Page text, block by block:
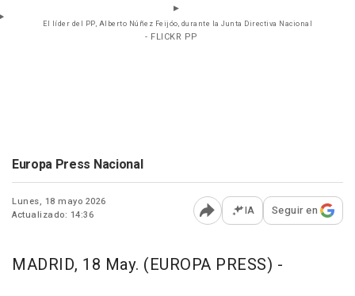
El líder del PP, Alberto Núñez Feijóo, durante la Junta Directiva Nacional
- FLICKR PP
Europa Press Nacional
Lunes, 18 mayo 2026
Actualizado: 14:36
Abrir opciones para
IA Seguir en
MADRID, 18 May. (EUROPA PRESS) -